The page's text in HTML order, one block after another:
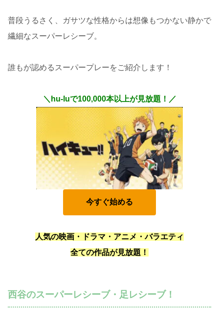
普段うるさく、ガサツな性格からは想像もつかない静かで
繊細なスーパーレシーブ。
誰もが認めるスーパープレーをご紹介します！
＼hu-luで100,000本以上が見放題！／
今すぐ始める
人気の映画・ドラマ・アニメ・バラエティ
全ての作品が見放題！
西谷のスーパーレシーブ・足レシーブ！